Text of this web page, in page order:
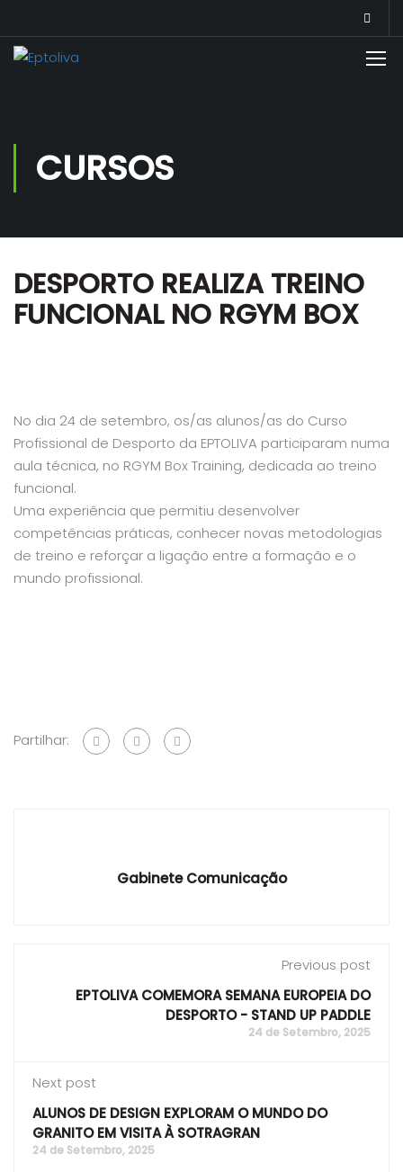
CURSOS
DESPORTO REALIZA TREINO
FUNCIONAL NO RGYM BOX
No dia 24 de setembro, os/as alunos/as do Curso
Profissional de Desporto da EPTOLIVA participaram numa
aula técnica, no RGYM Box Training, dedicada ao treino
funcional.
Uma experiência que permitiu desenvolver
competências práticas, conhecer novas metodologias
de treino e reforçar a ligação entre a formação e o
mundo profissional.
Partilhar:
Gabinete Comunicação
Previous post
EPTOLIVA COMEMORA SEMANA EUROPEIA DO
DESPORTO - STAND UP PADDLE
24 de Setembro, 2025
Next post
ALUNOS DE DESIGN EXPLORAM O MUNDO DO
GRANITO EM VISITA À SOTRAGRAN
24 de Setembro, 2025